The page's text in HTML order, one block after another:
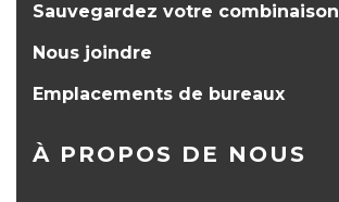
Sauvegardez votre combinaison
Nous joindre
Emplacements de bureaux
À PROPOS DE NOUS